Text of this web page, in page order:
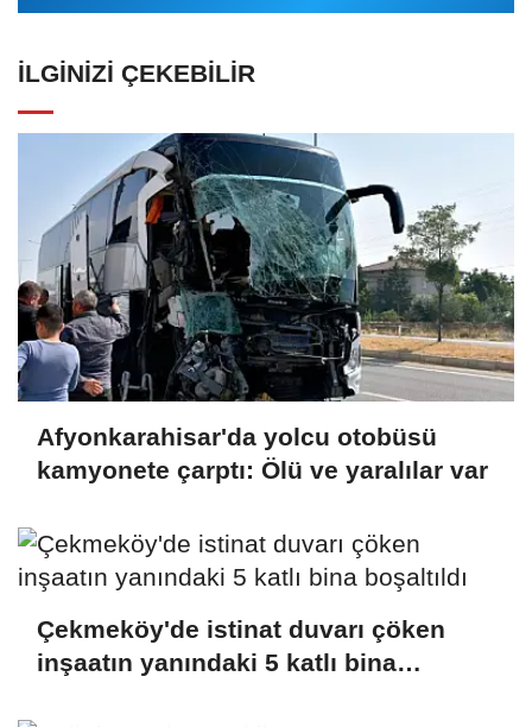
İLGINIZI ÇEKEBILIR
Afyonkarahisar'da yolcu otobüsü
kamyonete çarptı: Ölü ve yaralılar var
Çekmeköy'de istinat duvarı çöken
inşaatın yanındaki 5 katlı bina